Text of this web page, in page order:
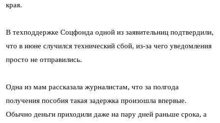
края.
В техподдержке Соцфонда одной из заявительниц подтвердили,
что в июне случился технический сбой, из-за чего уведомления
просто не отправились.
Одна из мам рассказала журналистам, что за полгода
получения пособия такая задержка произошла впервые.
Обычно деньги приходили даже на пару дней раньше срока, а